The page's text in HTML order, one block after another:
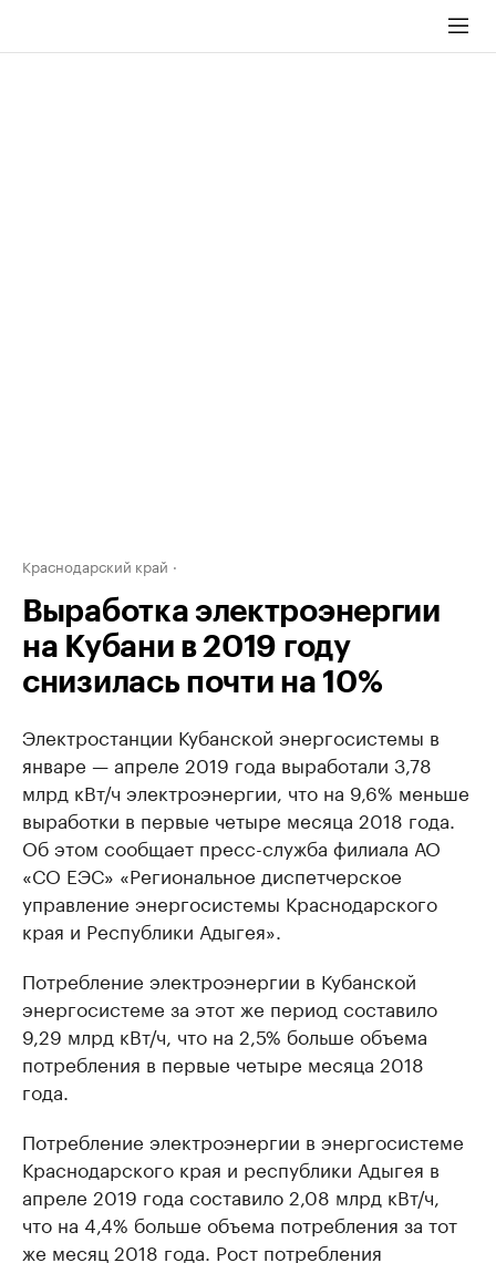
Краснодарский край
Выработка электроэнергии
на Кубани в 2019 году
снизилась почти на 10%
Электростанции Кубанской энергосистемы в
январе — апреле 2019 года выработали 3,78
млрд кВт/ч электроэнергии, что на 9,6% меньше
выработки в первые четыре месяца 2018 года.
Об этом сообщает пресс-служба филиала АО
«СО ЕЭС» «Региональное диспетчерское
управление энергосистемы Краснодарского
края и Республики Адыгея».
Потребление электроэнергии в Кубанской
энергосистеме за этот же период составило
9,29 млрд кВт/ч, что на 2,5% больше объема
потребления в первые четыре месяца 2018
года.
Потребление электроэнергии в энергосистеме
Краснодарского края и республики Адыгея в
апреле 2019 года составило 2,08 млрд кВт/ч,
что на 4,4% больше объема потребления за тот
же месяц 2018 года. Рост потребления